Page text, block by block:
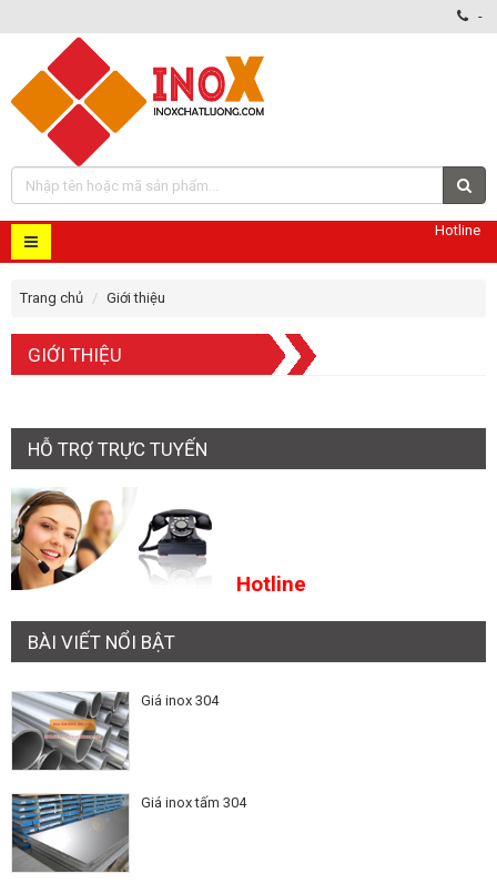
-
Hotline
Trang chủ Giới thiệu
GIỚI THIỆU
HỖ TRỢ TRỰC TUYẾN
Hotline
BÀI VIẾT NỔI BẬT
Giá inox 304
Giá inox tấm 304